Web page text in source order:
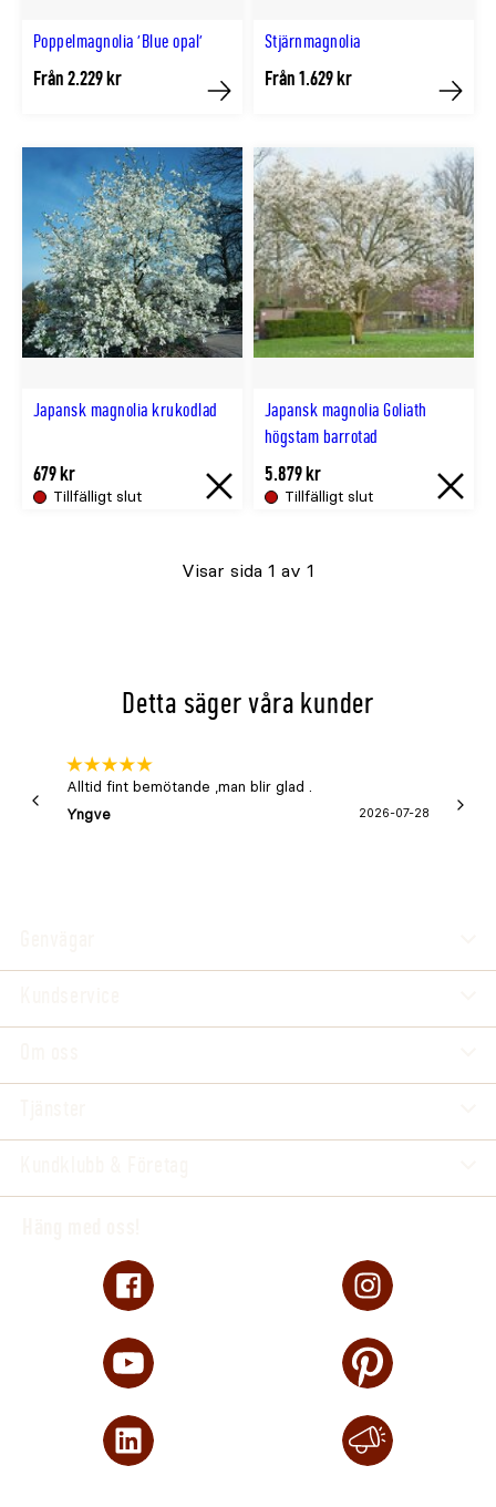
Poppelmagnolia 'Blue opal'
Från 2.229 kr
Köp
Stjärnmagnolia
Från 1.629 kr
Köp
Japansk magnolia krukodlad
Tillfälligt slut
679 kr
Tillfälligt
Åter
{0}
Japansk magnolia Goliath
högstam barrotad
Tillfälligt slut
5.879 kr
Visar sida 1 av 1
Detta säger våra kunder
Alltid fint bemötande ,man blir glad .
Yngve
2026-07-28